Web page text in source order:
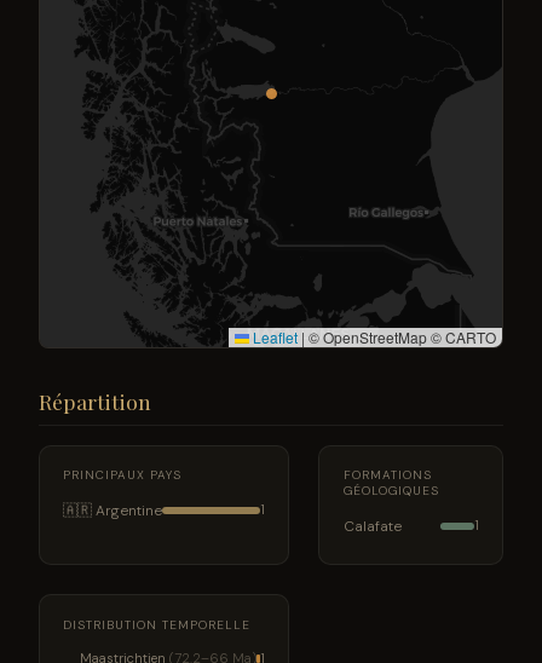
Leaflet | © OpenStreetMap © CARTO
Répartition
PRINCIPAUX PAYS
🇦🇷 Argentine 1
FORMATIONS
GÉOLOGIQUES
Calafate 1
DISTRIBUTION TEMPORELLE
Maastrichtien (72.2–66 Ma) 1